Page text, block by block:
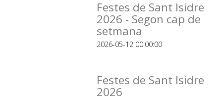
Festes de Sant Isidre
2026 - Segon cap de
setmana
2026-05-12 00:00:00
Festes de Sant Isidre
2026